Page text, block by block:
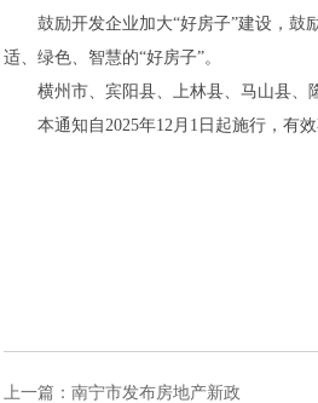
鼓励开发企业加大“好房子”建设，鼓励
适、绿色、智慧的“好房子”。
横州市、宾阳县、上林县、马山县、隆
本通知自2025年12月1日起施行，有效
上一篇：南宁市发布房地产新政